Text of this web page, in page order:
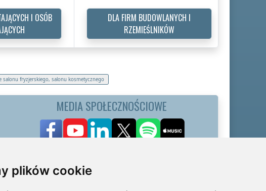
plików cookie
I OSÓB
DLA FIRM BUDOWLANYCH I
RZEMIEŚLNIKÓW
salonu fryzjerskiego, salonu kosmetycznego
MEDIA SPOŁECZNOŚCIOWE